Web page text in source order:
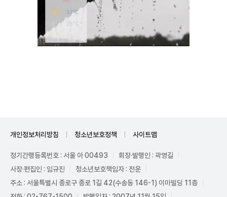
개인정보처리방침 청소년보호정책 사이트맵
정기간행등록번호 : 서울 아 00493
회장·발행인 : 곽영길
사장·편집인 : 임규진
청소년보호책임자 : 전운
주소 : 서울특별시 종로구 종로 1길 42(수송동 146-1) 이마빌딩 11층